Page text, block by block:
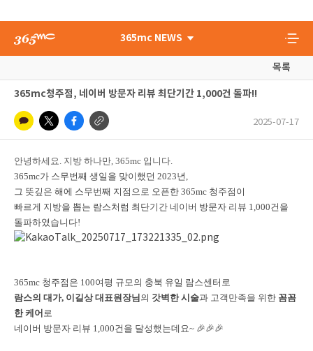
365mc NEWS
목록
365mc청주점, 네이버 방문자 리뷰 최단기간 1,000건 돌파!!
2025-07-17
안녕하세요. 지방 하나만, 365mc 입니다.
365mc가 스무번째 생일을 맞이했던 2023년,
그 뜻깊은 해에 스무번째 지점으로 오픈한 365mc 청주점이
빠르게 지방을 뽑는 람스처럼 최단기간 네이버 방문자 리뷰 1,000건을
돌파하였습니다!
365mc 청주점은 100여평 규모의 충북 유일 람스센터로
람스의 대가, 이길상 대표원장님 의 갓벽한 시술과 고객만족을 위한 꼼꼼
한 케어 로
네이버 방문자 리뷰 1,000건을 달성했는데요~ 🎉🎉🎉